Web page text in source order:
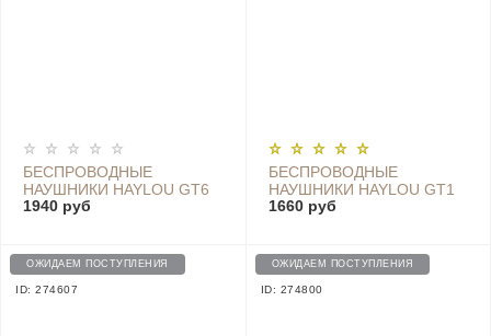
БЕСПРОВОДНЫЕ
НАУШНИКИ HAYLOU GT6
WHITE
1940 руб
БЕСПРОВОДНЫЕ
НАУШНИКИ HAYLOU GT1
XR, BLACK
1660 руб
ОЖИДАЕМ ПОСТУПЛЕНИЯ
ID: 274607
ОЖИДАЕМ ПОСТУПЛЕНИЯ
ID: 274800